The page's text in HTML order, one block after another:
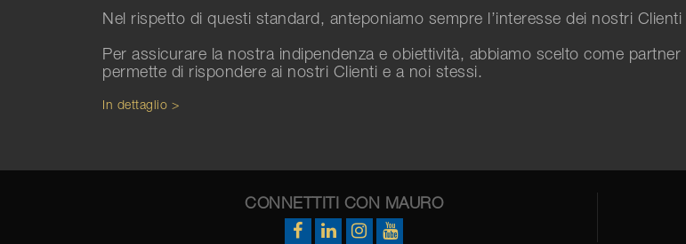
Nel rispetto di questi standard, anteponiamo sempre l’interesse dei nostri
Per assicurare la nostra indipendenza e obiettività, abbiamo scelto come
permette di rispondere ai nostri Clienti e a noi stessi.
In dettaglio >
CONNETTITI CON MAURO